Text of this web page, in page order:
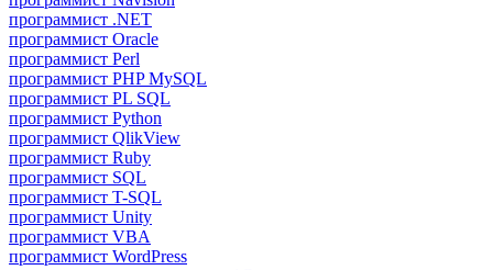
программист .NET
программист Oracle
программист Perl
программист PHP MySQL
программист PL SQL
программист Python
программист QlikView
программист Ruby
программист SQL
программист T-SQL
программист Unity
программист VBA
программист WordPress